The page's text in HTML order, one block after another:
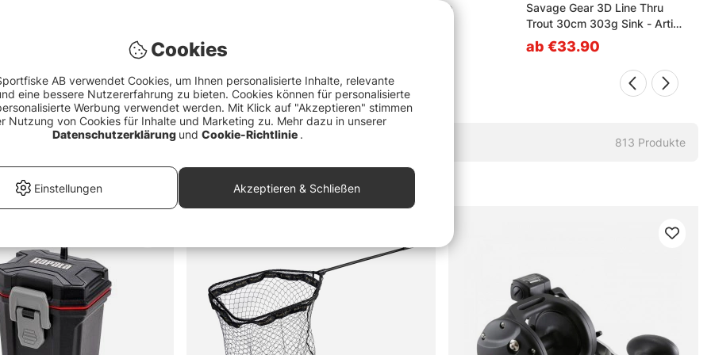
Vorteil von Deep Rigs?
Montieren von Rutenhaltern wichtig?
€22.90
Westin W3 CR Foldable
Savage Gear 3D Line Thru
Trout 30cm 303g Sink - Artic
Char
ab €33.90
Kampagnen Preis Marke 813 Produkte
Cookies
AB verwendet Cookies, um Ihnen personalisierte Inhalte, relevante
eine bessere Nutzererfahrung zu bieten. Cookies können für personalisierte
Werbung verwendet werden. Mit Klick auf "Akzeptieren" stimmen
Nutzung von Cookies für Inhalte und Marketing zu. Mehr dazu in unserer
Datenschutzerklärung und Cookie-Richtlinie .
Einstellungen Akzeptieren & Schließen